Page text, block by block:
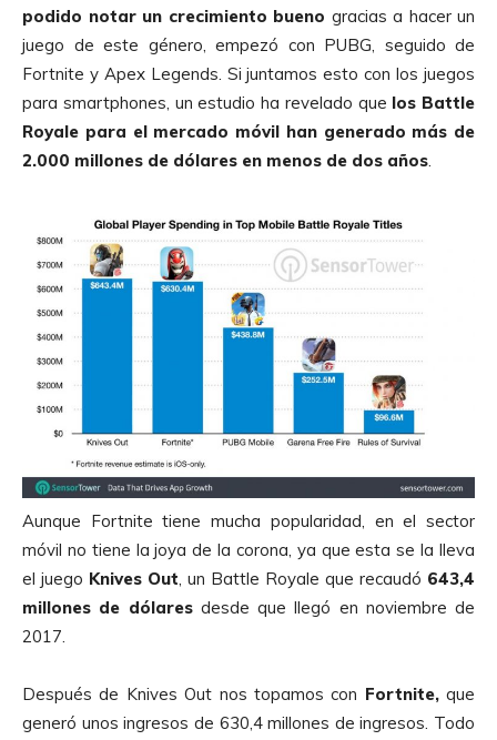
podido notar un crecimiento bueno gracias a hacer un
juego de este género, empezó con PUBG, seguido de
Fortnite y Apex Legends. Si juntamos esto con los juegos
para smartphones, un estudio ha revelado que los Battle
Royale para el mercado móvil han generado más de
2.000 millones de dólares en menos de dos años.
Aunque Fortnite tiene mucha popularidad, en el sector
móvil no tiene la joya de la corona, ya que esta se la lleva
el juego Knives Out, un Battle Royale que recaudó 643,4
millones de dólaresdesde que llegó en noviembre de
2017.
Después de Knives Out nos topamos con Fortnite,que
generó unos ingresos de 630,4 millones de ingresos. Todo